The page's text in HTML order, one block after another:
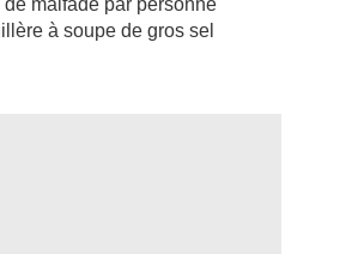
de malfade par personne
à soupe de gros sel